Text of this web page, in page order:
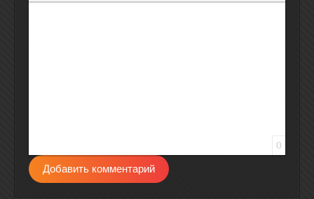
Вставить защищенную ссылку
Вставить смайлик
Вставка скрытого текста
Вставка цитаты
Вставка спойлера
0
Добавить комментарий